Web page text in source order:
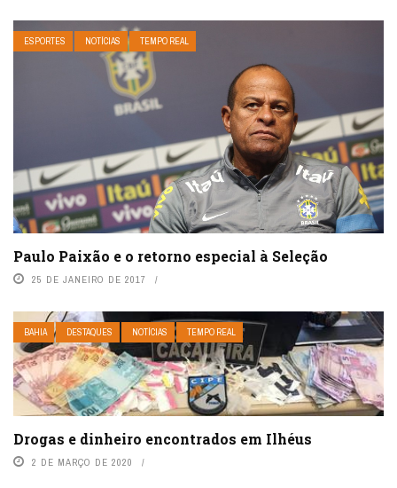
ESPORTES NOTÍCIAS TEMPO REAL
Paulo Paixão e o retorno especial à Seleção
25 DE JANEIRO DE 2017
BAHIA DESTAQUES NOTÍCIAS TEMPO REAL
Drogas e dinheiro encontrados em Ilhéus
2 DE MARÇO DE 2020